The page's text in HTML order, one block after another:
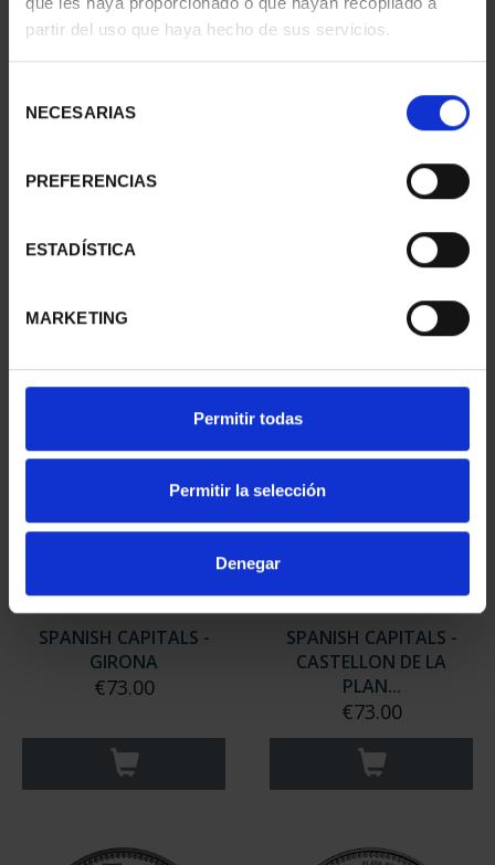
partir del uso que haya hecho de sus servicios.
NECESARIAS
PREFERENCIAS
ESTADÍSTICA
MARKETING
Permitir todas
Permitir la selección
Denegar
SPANISH CAPITALS -
BURGOS
SPANISH CAPITALS -
CIUDAD REAL
SPANISH CAPITALS -
GIRONA
€73.00
SPANISH CAPITALS -
CASTELLON DE LA
PLAN...
€73.00